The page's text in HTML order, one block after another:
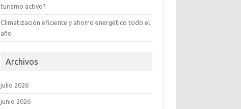
turismo activo?
Climatización eficiente y ahorro energético todo el
año
Archivos
julio 2026
junio 2026